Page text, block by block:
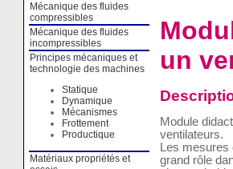
Mécanique des fluides
compressibles
Mécanique des fluides
incompressibles
Principes mécaniques et
technologie des machines
Statique
Dynamique
Mécanismes
Frottement
Productique
Matériaux propriétés et
un
Module
ventilateurs.
Les
grand rôle